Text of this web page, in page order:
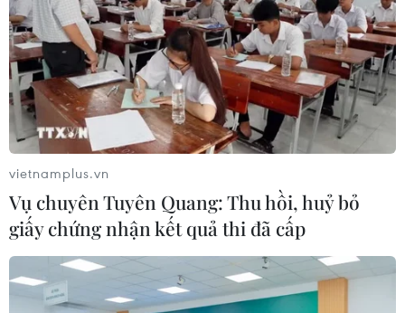
Giá dầu giảm do dự trữ dầu thô của Mỹ
bất ngờ tăng
vietnamplus.vn
Vụ chuyên Tuyên Quang: Thu hồi, huỷ bỏ
giấy chứng nhận kết quả thi đã cấp